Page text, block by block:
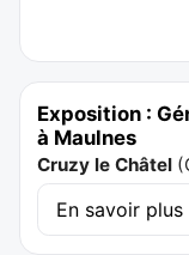
Exposition :
à Maulnes
Cruzy le Châtel (
En savoir plus